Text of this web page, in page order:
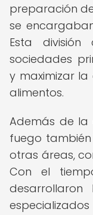
preparación
se
Esta
sociedades
y maximizar
alimentos.
Además de la
fuego
otras áreas,
Con el
desarrollaron